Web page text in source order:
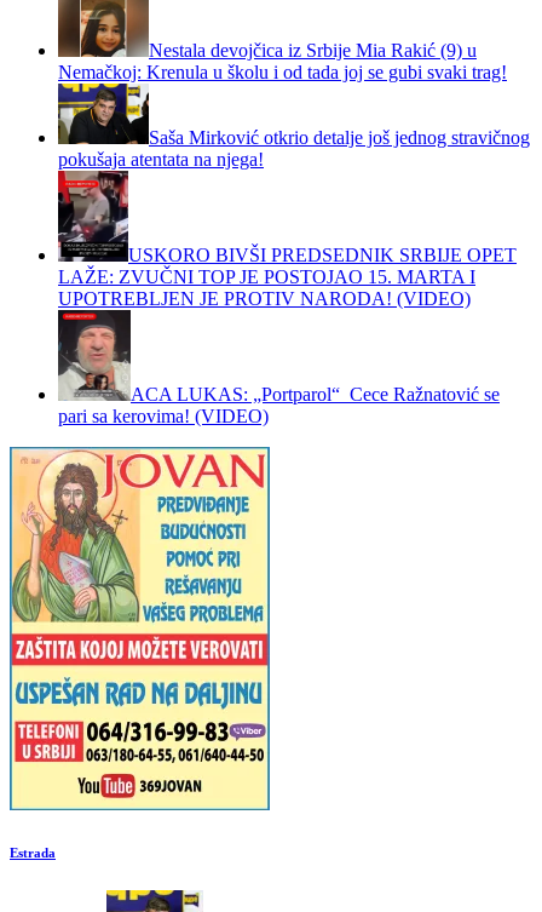
Nestala devojčica iz Srbije Mia Rakić (9) u
Nemačkoj: Krenula u školu i od tada joj se gubi svaki trag!
Saša Mirković otkrio detalje još jednog stravičnog
pokušaja atentata na njega!
USKORO BIVŠI PREDSEDNIK SRBIJE OPET
LAŽE: ZVUČNI TOP JE POSTOJAO 15. MARTA I
UPOTREBLJEN JE PROTIV NARODA! (VIDEO)
ACA LUKAS: „Portparol“ Cece Ražnatović se
pari sa kerovima! (VIDEO)
Estrada